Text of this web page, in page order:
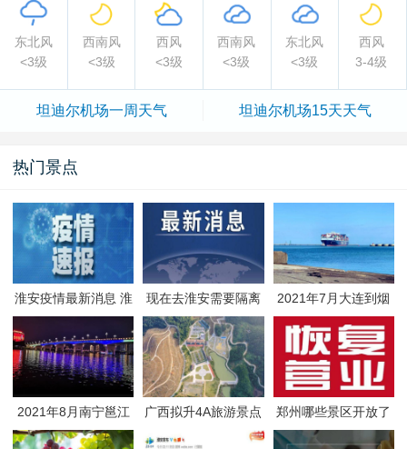
东北风 西南风 西风 西南风 东北风
西风
<3级
<3级 <3级 <3级 <3级 3-4级
坦迪尔机场一周天气 坦迪尔机场15天天气
热门景点
淮安疫情最新消息 淮
安疫情防控政策
现在去淮安需要隔离
吗 淮安最新隔离政策
2021年7月大连到烟
台航线因台风停航
2021年8月南宁邕江
夜游活动
广西拟升4A旅游景点
郑州哪些景区开放了
郑州景区什么时候恢